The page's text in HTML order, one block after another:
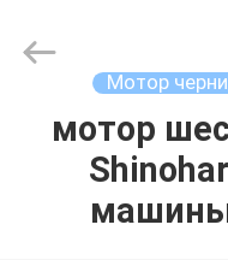
ДОМ
ПРОДУКТЫ
Automation
Co.ltd.
Мотор
мотор
машины